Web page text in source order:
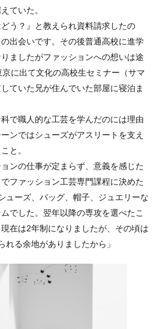
ていた。
どう？』と教えられ資料請求したの
出会いです。その後普通高校に進学
ましたがファッションへの想いは途
に出て文化の高校生セミナー（サマ
ていた兄が住んでいた部屋に寝泊ま
で職人的な工芸を学んだのには理由
ンではシューズがアスリートを支え
と。
ンの仕事が定まらず、意義を感じた
ファッション工芸専門課程に決めた
ューズ、バッグ、帽子、ジュエリーな
でした。翌年以降の専攻を選べたこ
在は2年制になりましたが、その頃は
る余地がありましたから」